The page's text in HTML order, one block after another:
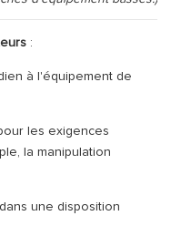
:
à l'équipement de
les exigences
la manipulation
une disposition